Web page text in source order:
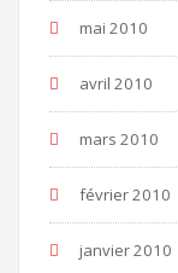
mai 2010
avril 2010
mars 2010
février 2010
janvier 2010